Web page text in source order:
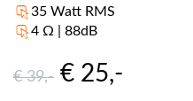
35 Watt RMS
4 Ω | 88dB
€ 39,- € 25,-